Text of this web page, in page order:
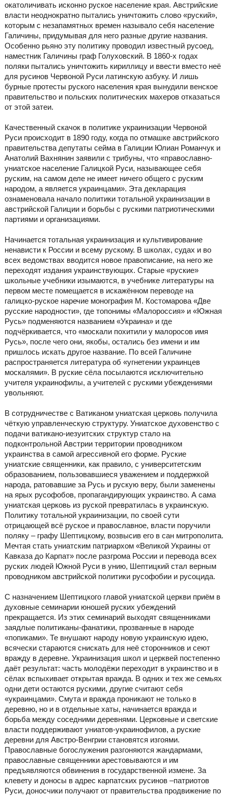
окатоличивать исконно руское население края. Австрийские
власти неоднократно пытались уничтожить слово «руский»,
которым с незапамятных времен называло себя население
Галичины, придумывая для него разные другие названия.
Особенно рьяно эту политику проводил известный русоед,
наместник Галичины граф Голуховский. В 1860-х годах
поляки пытались уничтожить кириллицу и ввести вместо неё
для русинов Червоной Руси латинскую азбуку. И лишь
бурные протесты руского населения края вынудили венское
правительство и польских политических махеров отказаться
от этой затеи.
Качественный скачок в политике украинизации Червоной
Руси происходит в 1890 году, когда по отмашке австрийского
правительства депутаты сейма в Галиции Юлиан Романчук и
Анатолий Вахнянин заявили с трибуны, что «православно-
униатское население Галицкой Руси, называющее себя
руским, на самом деле не имеет ничего общего с руским
народом, а является украинцами». Эта декларация
ознаменовала начало политики тотальной украинизации в
австрийской Галиции и борьбы с рускими патриотическими
партиями и организациями.
Начинается тотальная украинизация и культивирование
ненависти к России и всему рускому. В школах, судах и во
всех ведомствах вводится новое правописание, на него же
переходят издания украинствующих. Старые «руские»
школьные учебники изымаются, в учебнике литературы на
первом месте помещается в искажённом переводе на
галицко-руское наречие монография М. Костомарова «Две
русские народности», где топонимы «Малороссия» и «Южная
Русь» подменяются названием «Украина» и где
подчёркивается, что «москали похитили у малоросов имя
Русь», после чего они, якобы, остались без имени и им
пришлось искать другое название. По всей Галичине
распространяется литература об «угнетении украинцев
москалями». В руские сёла посылаются исключительно
учителя украинофилы, а учителей с рускими убеждениями
увольняют.
В сотрудничестве с Ватиканом униатская церковь получила
чёткую управленческую структуру. Униатское духовенство с
подачи ватикано-иезуитских структур стало на
подконтрольной Австрии территории проводником
украинства в самой агрессивной его форме. Руские
униатские священники, как правило, с университетским
образованием, пользовавшиеся уважением и поддержкой
народа, ратовавшие за Русь и рускую веру, были заменены
на ярых русофобов, пропагандирующих украинство. А сама
униатская церковь из руской превратилась в украинскую.
Политику тотальной украинизации, по своей сути
отрицающей всё руское и православное, власти поручили
поляку – графу Шептицкому, возвысив его в сан митрополита.
Мечтая стать униатским патриархом «Великой Украины от
Кавказа до Карпат» после разгрома России и перевода всех
руских людей Южной Руси в унию, Шептицкий стал верным
проводником австрийской политики русофобии и русоцида.
С назначением Шептицкого главой униатской церкви приём в
духовные семинарии юношей руских убеждений
прекращается. Из этих семинарий выходят священниками
заядлые политиканы-фанатики, прозванные в народе
«попиками». Те внушают народу новую украинскую идею,
всячески стараются снискать для неё сторонников и сеют
вражду в деревне. Украинизация школ и церквей постепенно
даёт результат: часть молодёжи переходит в украинство и в
сёлах вспыхивает открытая вражда. В одних и тех же семьях
одни дети остаются рускими, другие считают себя
«украинцами». Смута и вражда проникают не только в
деревню, но и в отдельные хаты, начинается вражда и
борьба между соседними деревнями. Церковные и светские
власти поддерживают униатов-украинофилов, а руские
деревни для Австро-Венгрии становятся изгоями.
Православные богослужения разгоняются жандармами,
православные священники арестовываются и им
предъявляются обвинения в государственной измене. За
клевету и доносы в адрес карпатских русинов –патриотов
Руси, доносчики получают от правительства продвижение по